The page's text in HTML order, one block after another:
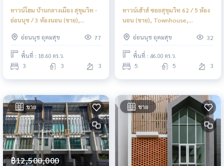
ทาวน์โฮม บ้านกลางเมือง สุขุมวิท -
อ่อนนุช / 3 ห้องนอน (ขาย),
Sukhumvit - Onnut / 3
Bedrooms (FOR SALE) FON328
อ่อนนุช อุดมสุข 77
พื้นที่ : 18.60 ตร.ว.
3 3 3
ทาวน์เฮ้าส์ ซอยสุขุมวิท 62 / 5 ห้อง
นอน (ขาย), Townhouse,
(FOR SALE) GNG207
อ่อนนุช อุดมสุข 32
พื้นที่ : 46.00 ตร.ว.
5 5 3
ขาย
฿12,500,000
ขาย